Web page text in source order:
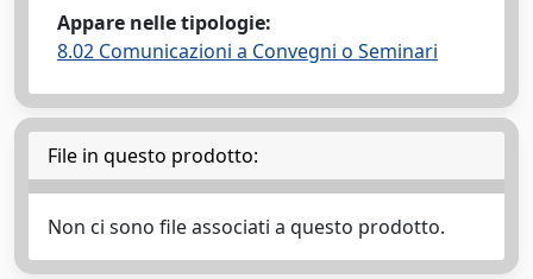
Appare nelle tipologie:
8.02 Comunicazioni a Convegni o Seminari
File in questo prodotto:
Non ci sono file associati a questo prodotto.